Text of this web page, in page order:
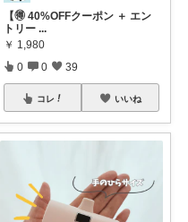
【🉐 40%OFFクーポン ＋ エン
トリー ...
￥ 1,980
0 0 39
コレ いいね